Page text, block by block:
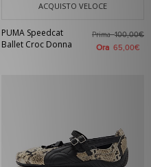
ACQUISTO VELOCE
PUMA Speedcat
Ballet Croc Donna
Prima100,00€
Ora 65,00€